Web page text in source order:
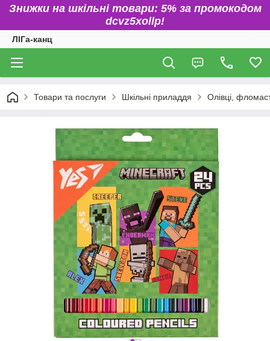
Знижки на шкільні товари: 5% за промокодом
dcvz5xollp!
ЛІГа-канц
Товари та послуги Шкільні приладдя Олівці,